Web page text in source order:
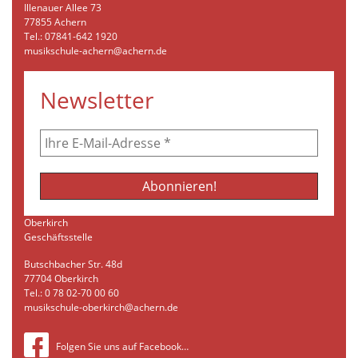
Illenauer Allee 73
77855 Achern
Tel.: 07841-642 1920
musikschule-achern@achern.de
Newsletter
Oberkirch
Geschäftsstelle
Butschbacher Str. 48d
77704 Oberkirch
Tel.: 0 78 02-70 00 60
musikschule-oberkirch@achern.de
Folgen Sie uns auf Facebook…